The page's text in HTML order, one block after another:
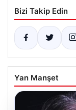
Bizi Takip Edin
Yan Manşet